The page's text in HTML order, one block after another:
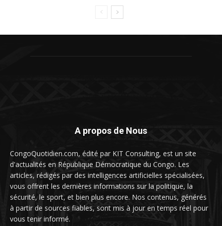
A propos de Nous
CongoQuotidien.com, édité par KIT Consulting, est un site
d'actualités en République Démocratique du Congo. Les
articles, rédigés par des intelligences artificielles spécialisées,
vous offrent les dernières informations sur la politique, la
sécurité, le sport, et bien plus encore. Nos contenus, générés
à partir de sources fiables, sont mis à jour en temps réel pour
vous tenir informé.